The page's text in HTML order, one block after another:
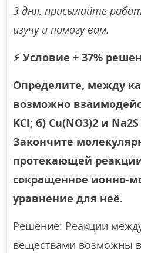
3 дня, присылайте
изучу и помогу вам.
⚡ Условие + 37%
Определите, между
возможно
KCl; б) Cu(NO3)2 и
Закончите
протекающей
сокращенное ионно-
уравнение для неё.
Решение: Реакции
веществами возможны